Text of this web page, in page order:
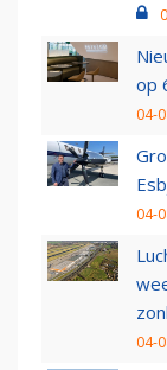
op
04-
04-
04-